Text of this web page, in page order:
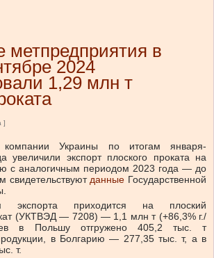
метпредприятия в
2024
1,29 млн т
]
компании Украины по итогам января-
увеличили экспорт плоского проката на
с аналогичным периодом 2023 года — до
свидетельствуютданные Государственной
экспорта приходится на плоский
(УКТВЭД — 7208) — 1,1 млн т (+86,3% г./
в Польшу отгружено 405,2 тыс. т
в Болгарию — 277,35 тыс. т, а в
т.